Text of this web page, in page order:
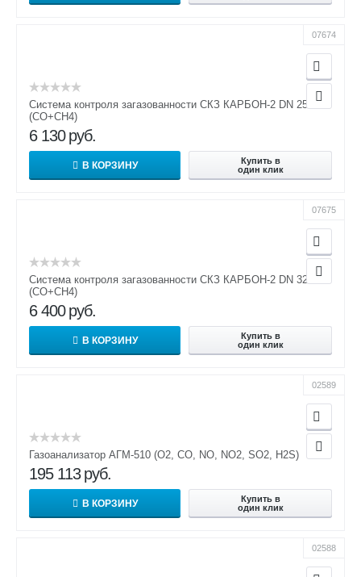
07674
Система контроля загазованности СКЗ КАРБОН-2 DN 25
(СО+СН4)
6 130 руб.
В КОРЗИНУ
Купить в
один клик
07675
Система контроля загазованности СКЗ КАРБОН-2 DN 32
(СО+СН4)
6 400 руб.
В КОРЗИНУ
Купить в
один клик
02589
Газоанализатор АГМ-510 (О2, СО, NO, NO2, SO2, H2S)
195 113 руб.
В КОРЗИНУ
Купить в
один клик
02588